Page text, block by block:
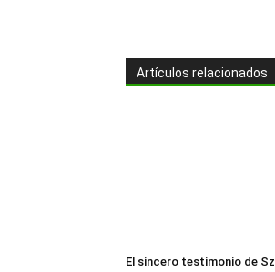
Artículos relacionados
El sincero testimonio de